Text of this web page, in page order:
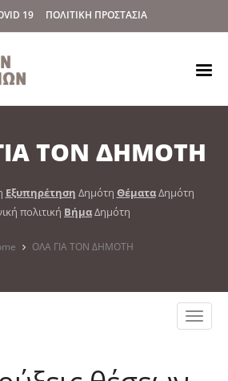
19 ΠΟΛΙΤΙΚΗ ΠΡΟΣΤΑΣΙΑ
ΤΟΝ ΔΗΜΟΤΗ
Εξυπηρέτηση Δημότη ΘέματαΔημότη
πολιτική ΒήμαΔημότη
ΟΛΑ ΓΙΑ ΤΟΝ ΔΗΜΟΤΗ
Toggle